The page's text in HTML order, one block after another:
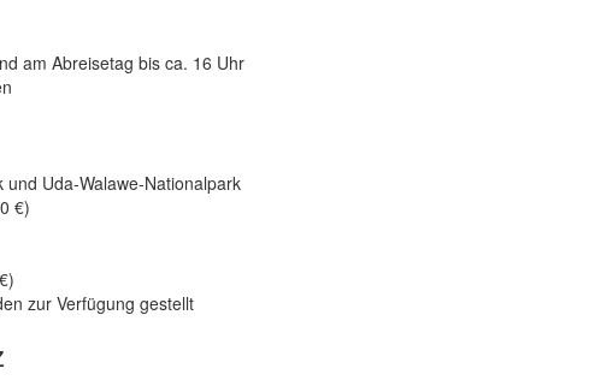
am Abreisetag bis ca. 16 Uhr
Uda-Walawe-Nationalpark
€)
zur Verfügung gestellt